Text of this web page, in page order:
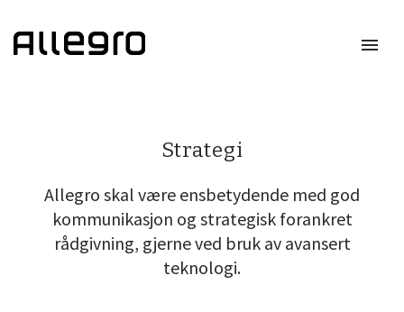
menu
Strategi
Allegro skal være ensbetydende med god
kommunikasjon og strategisk forankret
rådgivning, gjerne ved bruk av avansert
teknologi.